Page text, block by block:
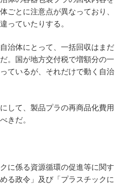
ごとに注意点が異なっており、
っていたりする。
治体にとって、一括回収はまだ
。国が地方交付税で増額分の一
ているが、それだけで動く自治
して、製品プラの再商品化費用
きだ。
に係る資源循環の促進等に関す
る政令」及び「プラスチックに